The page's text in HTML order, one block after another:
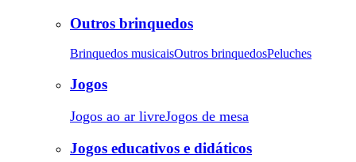
Outros brinquedos
Brinquedos musicaisOutros brinquedosPeluches
Jogos
Jogos ao ar livreJogos de mesa
Jogos educativos e didáticos